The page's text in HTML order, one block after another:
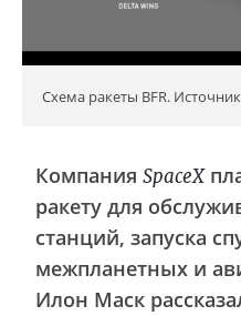
Схема ракеты BFR.
Компания SpaceX
ракету для
станций, запуска
межпланетных и
Илон Маск